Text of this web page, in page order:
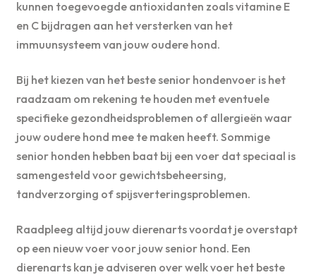
kunnen toegevoegde antioxidanten zoals vitamine E
en C bijdragen aan het versterken van het
immuunsysteem van jouw oudere hond.
Bij het kiezen van het beste senior hondenvoer is het
raadzaam om rekening te houden met eventuele
specifieke gezondheidsproblemen of allergieën waar
jouw oudere hond mee te maken heeft. Sommige
senior honden hebben baat bij een voer dat speciaal is
samengesteld voor gewichtsbeheersing,
tandverzorging of spijsverteringsproblemen.
Raadpleeg altijd jouw dierenarts voordat je overstapt
op een nieuw voer voor jouw senior hond. Een
dierenarts kan je adviseren over welk voer het beste